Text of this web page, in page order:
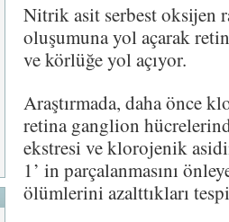
Nitrik asit serbest oksijen
oluşumuna yol açarak
ve körlüğe yol açıyor.
Araştırmada, daha önce
retina ganglion
ekstresi ve klorojenik
1’ in parçalanmasını
ölümlerini azalttıkları